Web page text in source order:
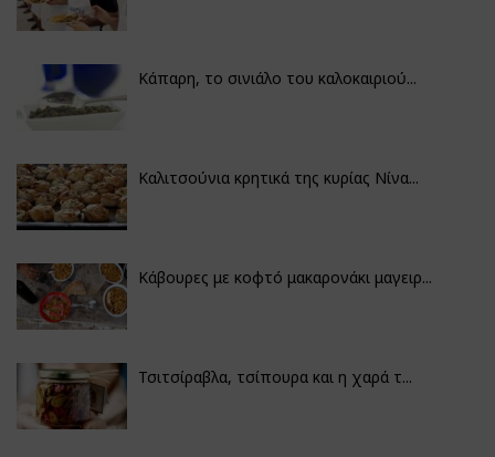
Κάπαρη, το σινιάλο του καλοκαιριού...
Καλιτσούνια κρητικά της κυρίας Νίνα...
Κάβουρες με κοφτό μακαρονάκι μαγειρ...
Τσιτσίραβλα, τσίπουρα και η χαρά τ...